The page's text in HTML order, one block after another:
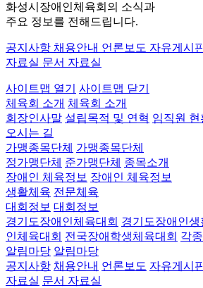
화성시장애인체육회의 소식과
주요 정보를 전해드립니다.
공지사항 채용안내 언론보도 자유게시
자료실 문서 자료실
사이트맵 열기
사이트맵 닫기
체육회 소개 체육회 소개
회장인사말 설립목적 및 연혁 임직원 현
오시는 길
가맹종목단체 가맹종목단체
정가맹단체 준가맹단체 종목소개
장애인 체육정보 장애인 체육정보
생활체육 전문체육
대회정보 대회정보
경기도장애인체육대회 경기도장애인생
인체육대회 전국장애학생체육대회 각
알림마당 알림마당
공지사항 채용안내 언론보도 자유게시
자료실 문서 자료실